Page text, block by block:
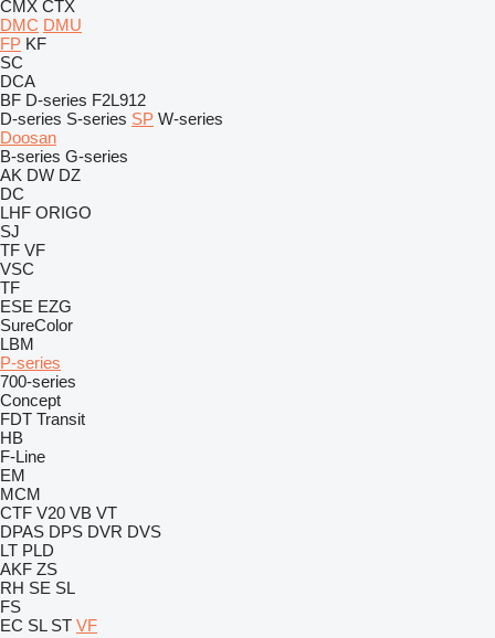
CMX CTX
DMC DMU
FP KF
SC
DCA
BF D-series F2L912
D-series S-series SP W-series
Doosan
B-series G-series
AK DW DZ
DC
LHF ORIGO
SJ
TF VF
VSC
TF
ESE EZG
SureColor
LBM
P-series
700-series
Concept
FDT Transit
HB
F-Line
EM
MCM
CTF V20 VB VT
DPAS DPS DVR DVS
LT PLD
AKF ZS
RH SE SL
FS
EC SL ST VF